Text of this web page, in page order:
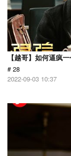
【越哥】如何逼疯
# 28
2022-09-03 10:37